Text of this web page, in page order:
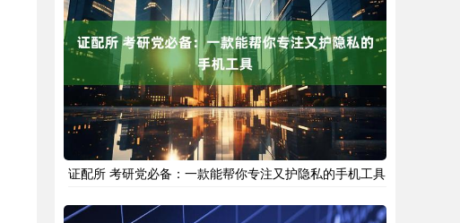
证配所 考研党必备：一款能帮你专注又护隐私的手机工具